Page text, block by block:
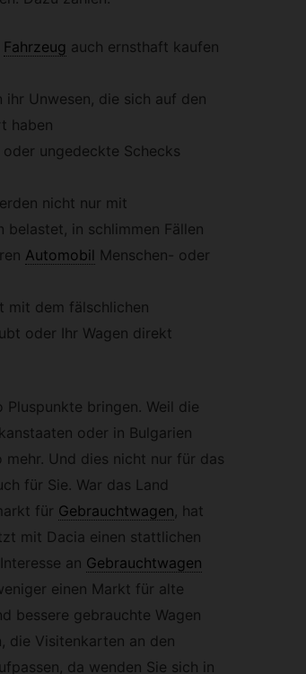
Fahrzeug auch ernsthaft kaufen
Unwesen, die sich auf den
haben
ungedeckte Schecks
nicht nur mit
belastet, in schlimmen Fällen
Automobil Menschen- oder
mit dem fälschlichen
oder Ihr Wagen direkt
bringen. Weil die
oder in Bulgarien
Und dies nicht nur für das
für Sie. War das Land
für Gebrauchtwagen, hat
mit Dacia einen stattlichen
an Gebrauchtwagen
einen Markt für alte
bessere gebrauchte Wagen
die Visitenkarten an den
da wenden Sie sich in